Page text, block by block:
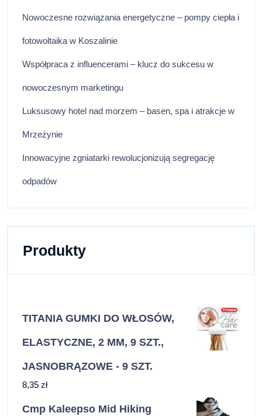
Nowoczesne rozwiązania energetyczne – pompy ciepła i
fotowoltaika w Koszalinie
Współpraca z influencerami – klucz do sukcesu w
nowoczesnym marketingu
Luksusowy hotel nad morzem – basen, spa i atrakcje w
Mrzeżynie
Innowacyjne zgniatarki rewolucjonizują segregację
odpadów
Produkty
TITANIA GUMKI DO WŁOSÓW,
ELASTYCZNE, 2 MM, 9 SZT.,
JASNOBRĄZOWE - 9 SZT.
8,35 zł
Cmp Kaleepso Mid Hiking